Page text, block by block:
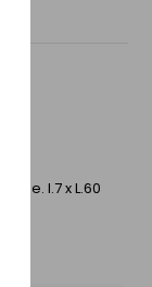
l.7 x L.60